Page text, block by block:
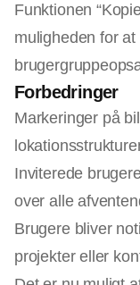
Funktionen
muligheden for
Forbedringer
Markeringer på
Inviterede
over alle
Brugere bliver
projekter eller